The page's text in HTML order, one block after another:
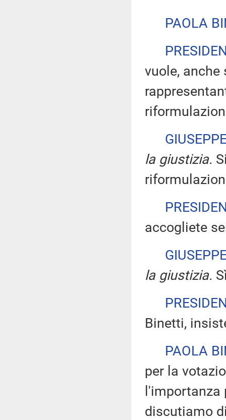
PAOLA
vuole, anche
la giustizia.
accogliete
la giustizia.
Binetti,
PAOLA
per la
discutiamo